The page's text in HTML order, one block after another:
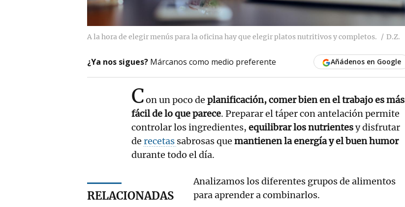
A la hora de elegir menús para la oficina hay que elegir platos nutritivos y completos. D.Z.
¿Ya nos sigues? Márcanos como medio preferente Añádenos en Google
Con un poco de planificación, comer bien en el trabajo es más
fácil de lo que parece. Preparar el táper con antelación permite
controlar los ingredientes, equilibrar los nutrientesy disfrutar
de recetas sabrosas que mantienen la energía y el buen humor
durante todo el día.
RELACIONADAS
Analizamos los diferentes grupos de alimentos
para aprender a combinarlos.